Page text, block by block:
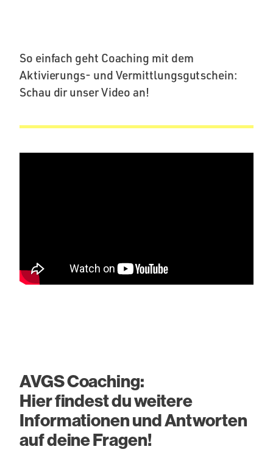
So einfach geht Coaching mit dem
Aktivierungs- und Vermittlungsgutschein:
Schau dir unser Video an!
AVGS Coaching:
Hier findest du weitere
Informationen und Antworten
auf deine Fragen!